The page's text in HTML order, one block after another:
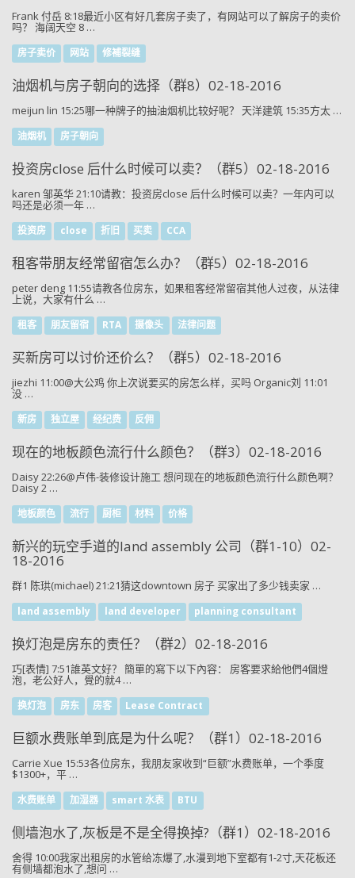
Frank 付岳 8:18最近小区有好几套房子卖了，有网站可以了解房子的卖价
吗？ 海阔天空 8 …
房子卖价 网站 修補裂缝
油烟机与房子朝向的选择（群8）02-18-2016
meijun lin 15:25哪一种牌子的抽油烟机比较好呢？ 天洋建筑 15:35方太 …
油烟机 房子朝向
投资房close 后什么时候可以卖？（群5）02-18-2016
karen 邹英华 21:10请教：投资房close 后什么时候可以卖？一年内可以
吗还是必须一年 …
投资房 close 折旧 买卖 CCA
租客带朋友经常留宿怎么办？（群5）02-18-2016
peter deng 11:55请教各位房东，如果租客经常留宿其他人过夜，从法律
上说，大家有什么 …
租客 朋友留宿 RTA 摄像头 法律问题
买新房可以讨价还价么？（群5）02-18-2016
jiezhi 11:00@大公鸡 你上次说要买的房怎么样，买吗 Organic刘 11:01
没 …
新房 独立屋 经纪费 反佣
现在的地板颜色流行什么颜色？（群3）02-18-2016
Daisy 22:26@卢伟-装修设计施工 想问现在的地板颜色流行什么颜色啊？
Daisy 2 …
地板颜色 流行 厨柜 材料 价格
新兴的玩空手道的land assembly 公司（群1-10）02-
18-2016
群1 陈珙(michael) 21:21猜这downtown 房子 买家出了多少钱卖家 …
land assembly land developer planning consultant
换灯泡是房东的责任？（群2）02-18-2016
巧[表情] 7:51誰英文好？ 簡單的寫下以下內容： 房客要求給他們4個燈
泡，老公好人，覺的就4 …
换灯泡 房东 房客 Lease Contract
巨额水费账单到底是为什么呢？（群1）02-18-2016
Carrie Xue 15:53各位房东，我朋友家收到“巨额”水费账单，一个季度
$1300+，平 …
水费账单 加湿器 smart 水表 BTU
侧墙泡水了,灰板是不是全得换掉?（群1）02-18-2016
舍得 10:00我家出租房的水管给冻爆了,水漫到地下室都有1-2寸,天花板还
有侧墙都泡水了,想问 …